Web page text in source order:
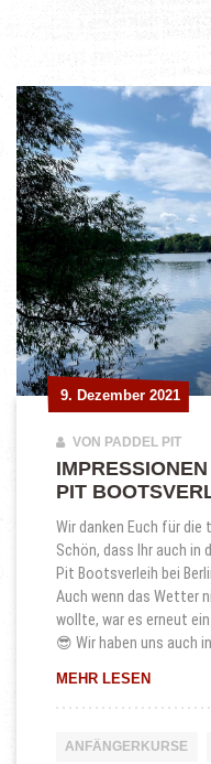
9. Dezember 2021
9. Dezember 2021
VON PADDEL PIT
PIT
Wir danken Euch für
Schön, dass Ihr auch in
Pit Bootsverleih bei
Auch wenn das Wetter
wollte, war es erneut
😎 Wir haben uns auch
MEHR LESEN
ANFÄNGERKURSE